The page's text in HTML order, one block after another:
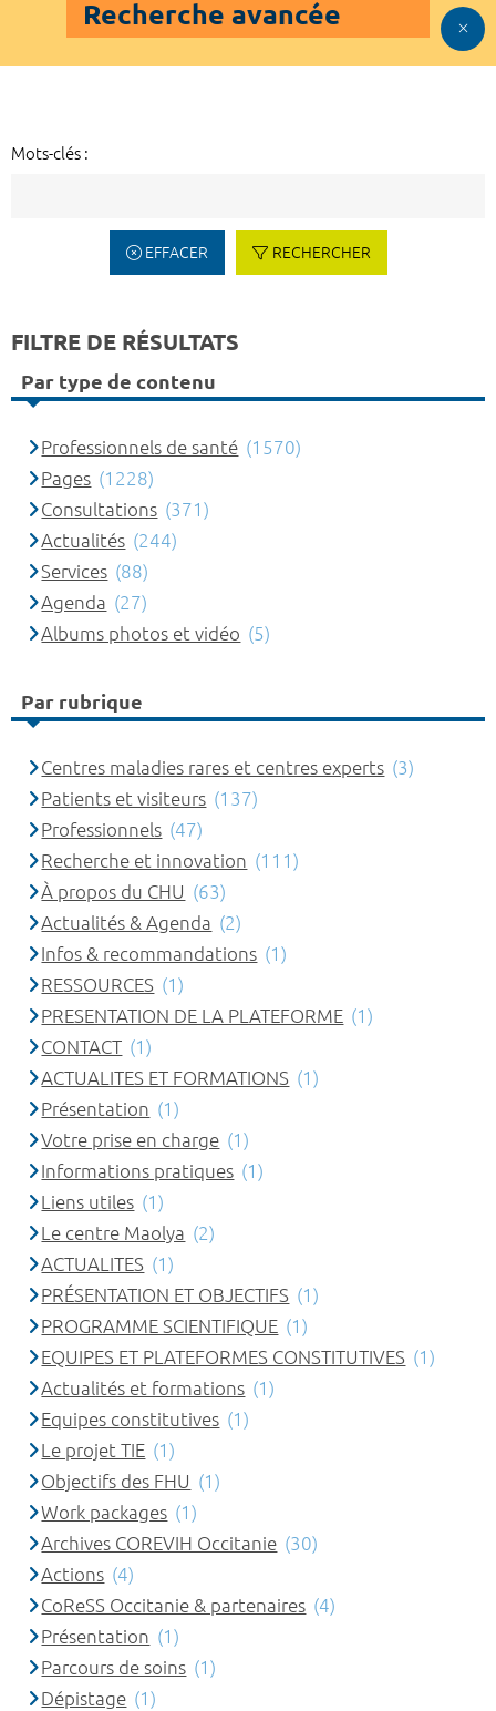
Recherche avancée
Mots-clés :
EFFACER RECHERCHER
FILTRE DE RÉSULTATS
Par type de contenu
Professionnels de santé (1570)
Pages (1228)
Consultations (371)
Actualités (244)
Services (88)
Agenda (27)
Albums photos et vidéo (5)
Par rubrique
Centres maladies rares et centres experts (3)
Patients et visiteurs (137)
Professionnels (47)
Recherche et innovation (111)
À propos du CHU (63)
Actualités & Agenda (2)
Infos & recommandations (1)
RESSOURCES (1)
PRESENTATION DE LA PLATEFORME (1)
CONTACT (1)
ACTUALITES ET FORMATIONS (1)
Présentation (1)
Votre prise en charge (1)
Informations pratiques (1)
Liens utiles (1)
Le centre Maolya (2)
ACTUALITES (1)
PRÉSENTATION ET OBJECTIFS (1)
PROGRAMME SCIENTIFIQUE (1)
EQUIPES ET PLATEFORMES CONSTITUTIVES (1)
Actualités et formations (1)
Equipes constitutives (1)
Le projet TIE (1)
Objectifs des FHU (1)
Work packages (1)
Archives COREVIH Occitanie (30)
Actions (4)
CoReSS Occitanie & partenaires (4)
Présentation (1)
Parcours de soins (1)
Dépistage (1)